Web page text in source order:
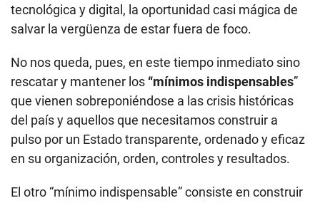
tecnológica y digital, la oportunidad casi mágica de
salvar la vergüenza de estar fuera de foco.
No nos queda, pues, en este tiempo inmediato sino
rescatar y mantener los “mínimos indispensables”
que vienen sobreponiéndose a las crisis históricas
del país y aquellos que necesitamos construir a
pulso por un Estado transparente, ordenado y eficaz
en su organización, orden, controles y resultados.
El otro “mínimo indispensable” consiste en construir